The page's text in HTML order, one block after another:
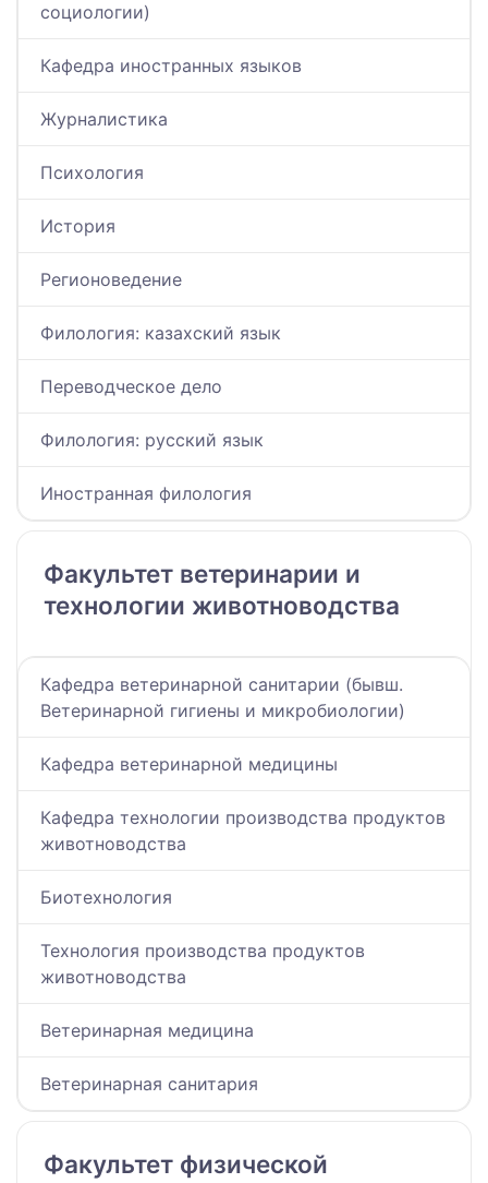
социологии)
Кафедра иностранных языков
Журналистика
Психология
История
Регионоведение
Филология: казахский язык
Переводческое дело
Филология: русский язык
Иностранная филология
Факультет ветеринарии и
технологии животноводства
Кафедра ветеринарной санитарии (бывш.
Ветеринарной гигиены и микробиологии)
Кафедра ветеринарной медицины
Кафедра технологии производства продуктов
животноводства
Биотехнология
Технология производства продуктов
животноводства
Ветеринарная медицина
Ветеринарная санитария
Факультет физической